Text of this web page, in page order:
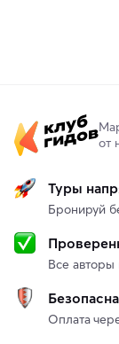
от
Туры
Бронируй
Все
Оплата